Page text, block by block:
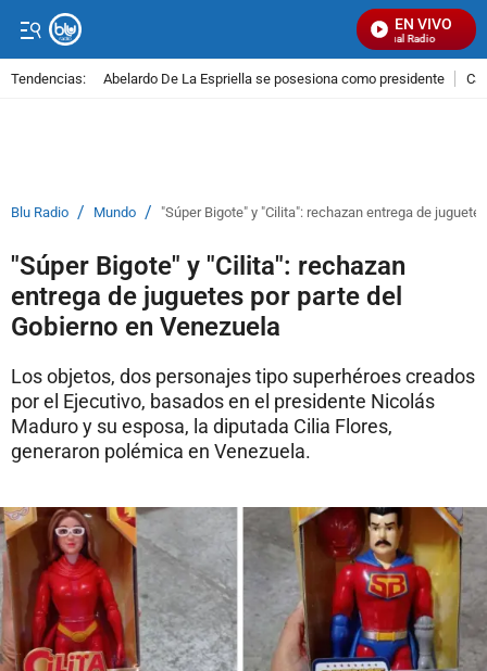
EN VIVO
Señal Visual Radio
Tendencias: Abelardo De La Espriella se posesiona como presidente
Blu Radio / Mundo / "Súper Bigote" y "Cilita": rechazan entrega de
"Súper Bigote" y "Cilita": rechazan
entrega de juguetes por parte del
Gobierno en Venezuela
Los objetos, dos personajes tipo superhéroes creados
por el Ejecutivo, basados en el presidente Nicolás
Maduro y su esposa, la diputada Cilia Flores,
generaron polémica en Venezuela.